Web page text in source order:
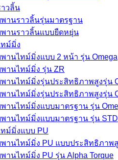
วลิ้น
พานราวลิ้นรุ่นมาตรฐาน
พานราวลิ้นแบบยืดหยุ่น
ม์มิ่ง
พานไทม์มิ่งแบบ 2 หน้า รุ่น Omega
พานไทม์มิ่ง รุ่น ZR
พานไทม์มิ่งรุ่นประสิทธิภาพสูงรุ่น
พานไทม์มิ่งรุ่นประสิทธิภาพสูงรุ่น
พานไทม์มิ่งแบบมาตรฐาน รุ่น
พานไทม์มิ่งแบบมาตรฐาน รุ่น STD
ม์มิ่งแบบ PU
พานไทม์มิ่ง PU แบบประสิทธิภาพ
านไทม์มิ่ง PU รุ่น Alpha Torque